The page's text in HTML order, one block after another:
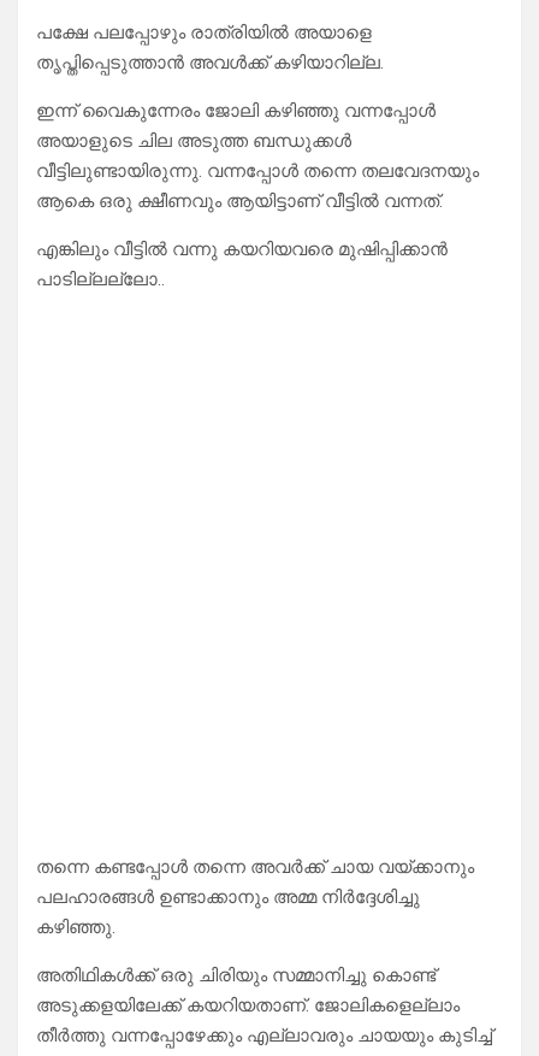
പക്ഷേ പലപ്പോഴും രാത്രിയിൽ അയാളെ
തൃപ്തിപ്പെടുത്താൻ അവൾക്ക് കഴിയാറില്ല.
ഇന്ന് വൈകുന്നേരം ജോലി കഴിഞ്ഞു വന്നപ്പോൾ
അയാളുടെ ചില അടുത്ത ബന്ധുക്കൾ
വീട്ടിലുണ്ടായിരുന്നു. വന്നപ്പോൾ തന്നെ തലവേദനയും
ആകെ ഒരു ക്ഷീണവും ആയിട്ടാണ് വീട്ടിൽ വന്നത്.
എങ്കിലും വീട്ടിൽ വന്നു കയറിയവരെ മുഷിപ്പിക്കാൻ
പാടില്ലല്ലോ..
തന്നെ കണ്ടപ്പോൾ തന്നെ അവർക്ക് ചായ വയ്ക്കാനും
പലഹാരങ്ങൾ ഉണ്ടാക്കാനും അമ്മ നിർദ്ദേശിച്ചു
കഴിഞ്ഞു.
അതിഥികൾക്ക് ഒരു ചിരിയും സമ്മാനിച്ചു കൊണ്ട്
അടുക്കളയിലേക്ക് കയറിയതാണ്. ജോലികളെല്ലാം
തീർത്തു വന്നപ്പോഴേക്കും എല്ലാവരും ചായയും കുടിച്ച്